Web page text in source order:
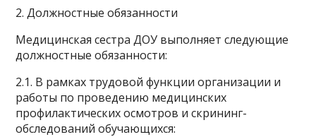
2. Должностные обязанности
Медицинская сестра ДОУ выполняет следующие
должностные обязанности:
2.1. В рамках трудовой функции организации и
работы по проведению медицинских
профилактических осмотров и скрининг-
обследований обучающихся: